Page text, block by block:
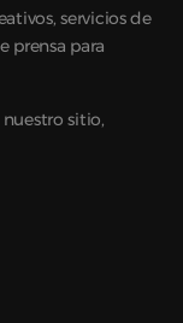
servicios de
prensa para
sitio,